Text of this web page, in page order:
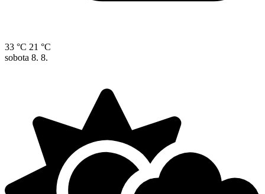
33 °C 21 °C
sobota 8. 8.